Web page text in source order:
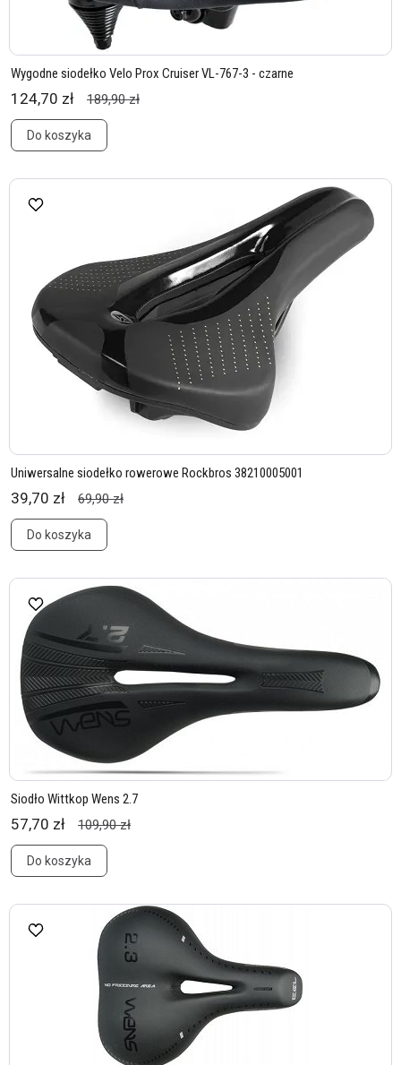
Wygodne siodełko Velo Prox Cruiser VL-767-3 - czarne
124,70 zł 189,90 zł
Do koszyka
Uniwersalne siodełko rowerowe Rockbros 38210005001
39,70 zł 69,90 zł
Do koszyka
Siodło Wittkop Wens 2.7
57,70 zł 109,90 zł
Do koszyka